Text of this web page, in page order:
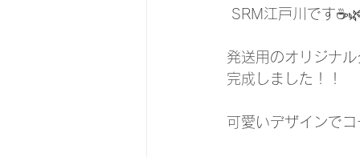
SRM江戸川です
発送用のオリジナ
完成しました！！
可愛いデザインで